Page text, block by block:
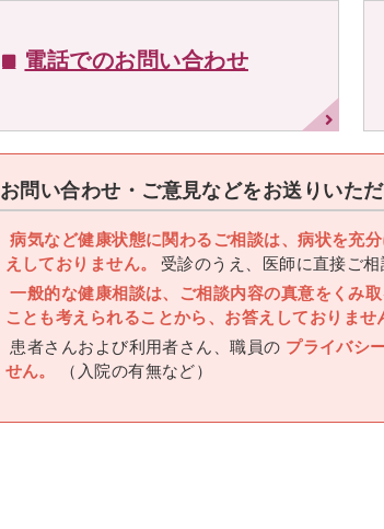
電話でのお問い合わせ
お問い合わせ・ご意見などをお送りいた
病気など健康状態に関わるご相談は、病状を充
えしておりません。 受診のうえ、医師に直接ご相
一般的な健康相談は、ご相談内容の真意をくみ
ことも考えられることから、お答えしておりませ
患者さんおよび利用者さん、職員の プライバシ
せん。
（入院の有無など）